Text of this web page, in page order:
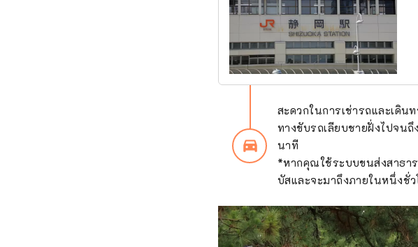
directions_car_filled
สะดวกในการเช่ารถและเดิน
ทางขับรถเลียบชายฝั่งไปจน
นาที
*หากคุณใช้ระบบขนส่งสาธา
บัสและจะมาถึงภายในหนึ่งชั่ว